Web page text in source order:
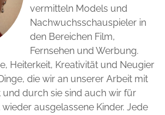
vermitteln Models und
Nachwuchs­schauspieler in
den Bereichen Film,
Fernsehen und Werbung.
Heiterkeit, Kreativität und Neugier
die wir an unserer Arbeit mit
und durch sie sind auch wir für
ausgelassene Kinder. Jede